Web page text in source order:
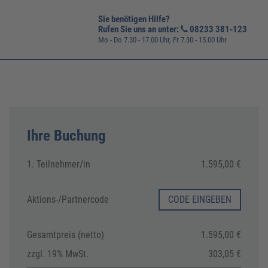
Sie benötigen Hilfe?
Rufen Sie uns an unter:
08233 381-123
Mo - Do 7.30 - 17.00 Uhr, Fr 7.30 - 15.00 Uhr
Ihre Buchung
1. Teilnehmer/in 1.595,00 €
Aktions-/Partnercode CODE EINGEBEN
Gesamtpreis (netto)
1.595,00 €
zzgl. 19% MwSt.
303,05 €